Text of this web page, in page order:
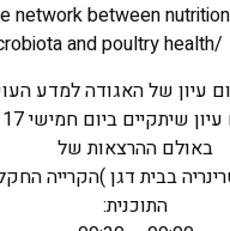
network between
and poultry
עיון של האגודה למדע
באולם ההרצאות של
בבית דגן )הקרייה
התוכנית: